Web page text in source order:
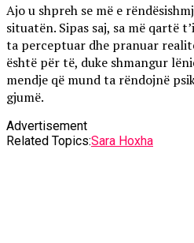
Ajo u shpreh se më e
situatën. Sipas saj, sa më qartë
ta perceptuar dhe pranuar
është për të, duke shmangur
mendje që mund ta rëndojnë
gjumë.
Advertisement
Related Topics:Sara Hoxha